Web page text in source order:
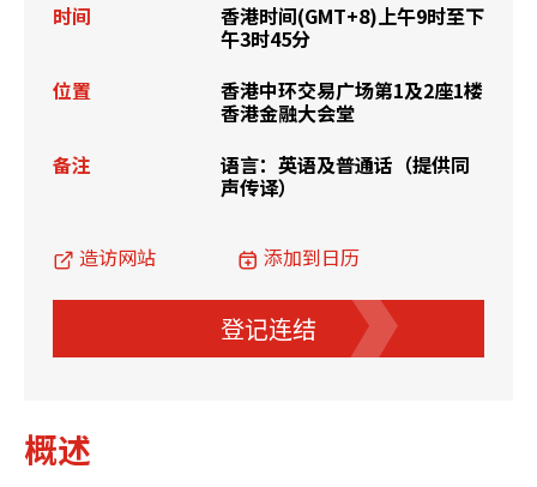
时间
香港时间(GMT+8)上午9时至下
午3时45分
位置
香港中环交易广场第1及2座1楼
香港金融大会堂
备注
语言：英语及普通话（提供同
声传译）
造访网站 添加到日历
登记连结
概述